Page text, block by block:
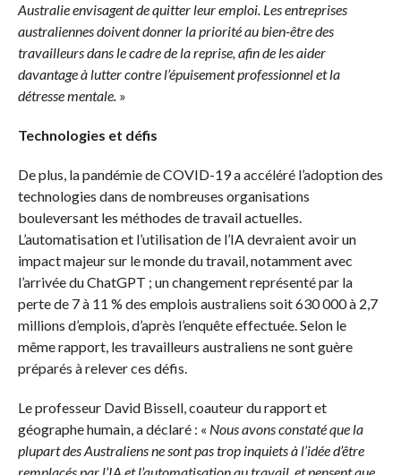
Australie envisagent de quitter leur emploi.Les entreprises
australiennes doivent donner la priorité au bien-être des
travailleurs dans le cadre de la reprise, afin de les aider
davantage à lutter contre l’épuisement professionnel et la
détresse mentale.»
Technologies et défis
De plus, la pandémie de COVID-19 a accéléré l’adoption des
technologies dans de nombreuses organisations
bouleversant les méthodes de travail actuelles.
L’automatisation et l’utilisation de l’IA devraient avoir un
impact majeur sur le monde du travail, notamment avec
l’arrivée duChatGPT ; un changement représenté par la
perte de 7 à 11 % des emplois australiens soit 630 000 à 2,7
millions d’emplois, d’après l’enquête effectuée.Selon le
même rapport, les travailleurs australiens ne sont guère
préparés à relever ces défis.
Le professeur David Bissell, coauteur du rapport et
géographe humain, a déclaré : « Nous avons constaté que la
plupart des Australiens ne sont pas trop inquiets à l’idée d’être